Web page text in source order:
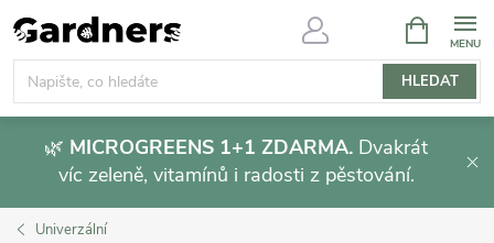
Přejít
na
obsah
HLEDAT
NÁKUPNÍ
KOŠÍK
🌿 MICROGREENS 1+1 ZDARMA. Dvakrát
víc zeleně, vitamínů i radosti z pěstování.
Univerzální